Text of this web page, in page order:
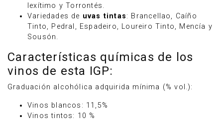
lexítimo y Torrontés.
Variedades de uvas tintas: Brancellao, Caíño
Tinto, Pedral, Espadeiro, Loureiro Tinto, Mencía y
Sousón.
Características químicas de los
vinos de esta IGP:
Graduación alcohólica adquirida mínima (% vol.):
Vinos blancos: 11,5%
Vinos tintos: 10 %